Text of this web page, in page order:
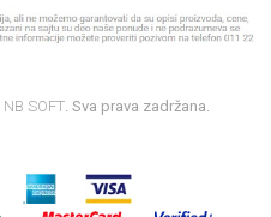
NB SOFT. Sva prava zadržana.